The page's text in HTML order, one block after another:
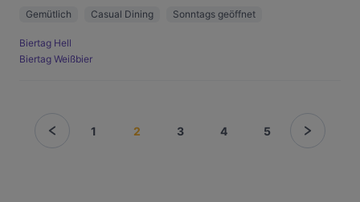
Gemütlich Casual Dining Sonntags geöffnet
Biertag Hell
Biertag Weißbier
1 2 3 4 5